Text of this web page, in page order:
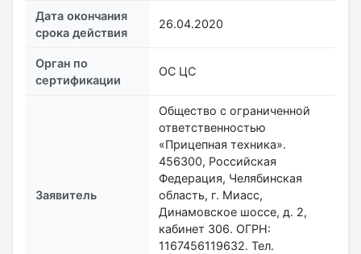
Дата окончания
срока действия
26.04.2020
Орган по
сертификации
ОС ЦС
Заявитель
Общество с ограниченной
ответственностью
«Прицепная техника».
456300, Российская
Федерация, Челябинская
область, г. Миасс,
Динамовское шоссе, д. 2,
кабинет 306. ОГРН:
1167456119632. Тел.